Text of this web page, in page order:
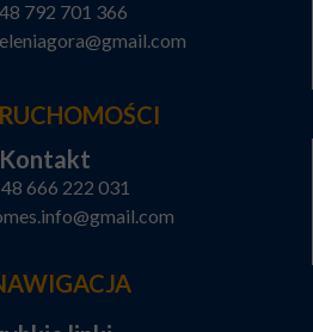
792 701 366
Kontakt
666 222 031